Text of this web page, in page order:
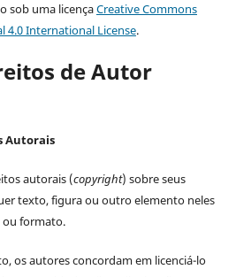
sob uma licençaCreative Commons
International License.
de Autor
Autorais
autorais (copyright) sobre seus
texto, figura ou outro elemento neles
ou formato.
os autores concordam em licenciá-lo